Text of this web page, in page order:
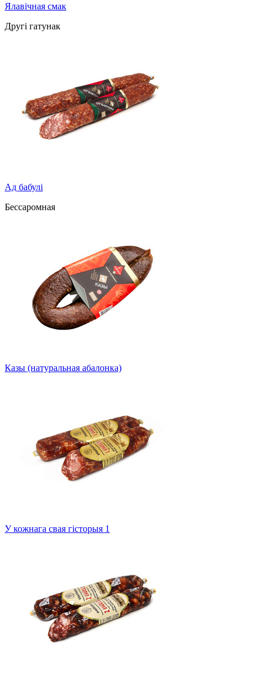
Ялавічная смак
Другі гатунак
Ад бабулі
Бессаромная
Казы (натуральная абалонка)
У кожнага свая гісторыя 1